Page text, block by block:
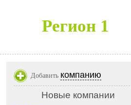
Регион 1
Добавить компанию
Новые компании